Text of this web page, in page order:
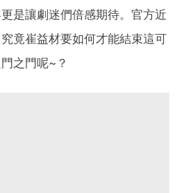
是讓劇迷們倍感期待。官方近
竟崔益材要如何才能結束這可
之門呢~？